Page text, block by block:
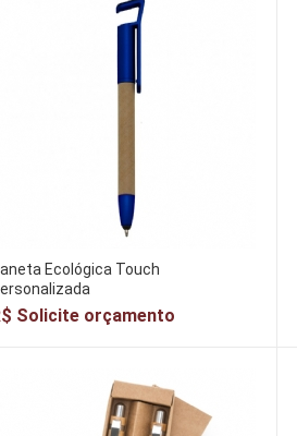
Ecológica Touch
Solicite orçamento